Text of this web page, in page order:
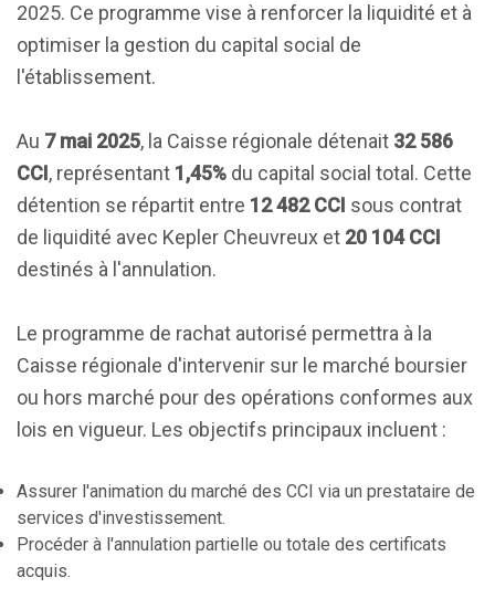
2025. Ce programme vise à renforcer la liquidité et à
optimiser la gestion du capital social de
l'établissement.
Au 7 mai 2025, la Caisse régionale détenait 32 586
CCI, représentant 1,45% du capital social total. Cette
détention se répartit entre 12 482 CCI sous contrat
de liquidité avec Kepler Cheuvreux et 20 104 CCI
destinés à l'annulation.
Le programme de rachat autorisé permettra à la
Caisse régionale d'intervenir sur le marché boursier
ou hors marché pour des opérations conformes aux
lois en vigueur. Les objectifs principaux incluent :
Assurer l'animation du marché des CCI via un prestataire de
services d'investissement.
Procéder à l'annulation partielle ou totale des certificats
acquis.